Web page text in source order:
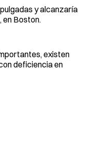
y alcanzaría
en Boston.
existen
deficiencia en